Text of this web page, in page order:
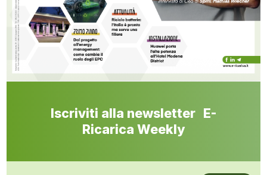
Iscriviti alla newsletter E-
Ricarica Weekly